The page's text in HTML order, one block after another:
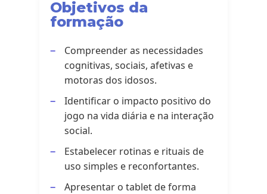
Objetivos da
formação
Compreender as necessidades
cognitivas, sociais, afetivas e
motoras dos idosos.
Identificar o impacto positivo do
jogo na vida diária e na interação
social.
Estabelecer rotinas e rituais de
uso simples e reconfortantes.
Apresentar o tablet de forma